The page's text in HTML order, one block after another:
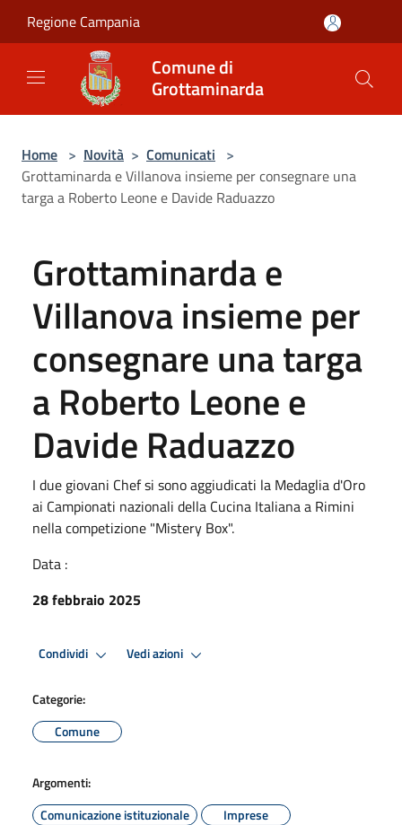
Regione Campania
Comune di
Grottaminarda
Home > Novità > Comunicati >
Grottaminarda e Villanova insieme per consegnare una
targa a Roberto Leone e Davide Raduazzo
Grottaminarda e
Villanova insieme per
consegnare una targa
a Roberto Leone e
Davide Raduazzo
I due giovani Chef si sono aggiudicati la Medaglia d'Oro
ai Campionati nazionali della Cucina Italiana a Rimini
nella competizione "Mistery Box".
Data :
28 febbraio 2025
Condividi Vedi azioni
Categorie:
Comune
Argomenti:
Comunicazione istituzionale
Imprese